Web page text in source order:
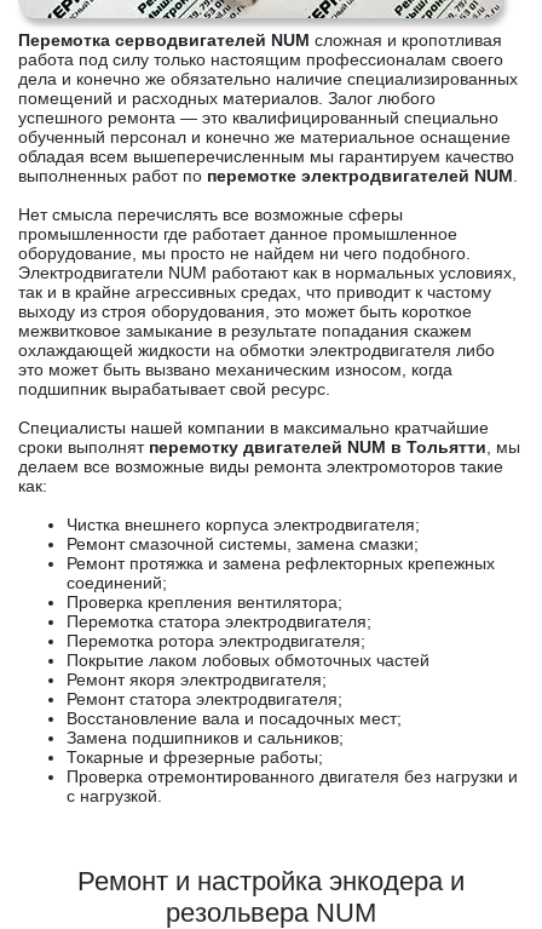
Перемотка серводвигателей NUM сложная и кропотливая
работа под силу только настоящим профессионалам своего
дела и конечно же обязательно наличие специализированных
помещений и расходных материалов. Залог любого
успешного ремонта — это квалифицированный специально
обученный персонал и конечно же материальное оснащение
обладая всем вышеперечисленным мы гарантируем качество
выполненных работ по перемотке электродвигателей NUM
Нет смысла перечислять все возможные сферы
промышленности где работает данное промышленное
оборудование, мы просто не найдем ни чего подобного.
Электродвигатели NUM работают как в нормальных условиях,
так и в крайне агрессивных средах, что приводит к частому
выходу из строя оборудования, это может быть короткое
межвитковое замыкание в результате попадания скажем
охлаждающей жидкости на обмотки электродвигателя либо
это может быть вызвано механическим износом, когда
подшипник вырабатывает свой ресурс.
Специалисты нашей компании в максимально кратчайшие
сроки выполнят перемотку двигателей NUM в Тольятти , мы
делаем все возможные виды ремонта электромоторов такие
как:
Чистка внешнего корпуса электродвигателя;
Ремонт смазочной системы, замена смазки;
Ремонт протяжка и замена рефлекторных крепежных
соединений;
Проверка крепления вентилятора;
Перемотка статора электродвигателя;
Перемотка ротора электродвигателя;
Покрытие лаком лобовых обмоточных частей
Ремонт якоря электродвигателя;
Ремонт статора электродвигателя;
Восстановление вала и посадочных мест;
Замена подшипников и сальников;
Токарные и фрезерные работы;
Проверка отремонтированного двигателя без нагрузки и
с нагрузкой.
Ремонт и настройка энкодера и
резольвера NUM